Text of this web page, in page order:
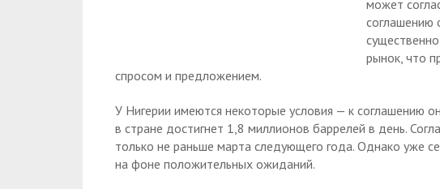
может
соглашению
рынок, что
спросом и предложением.
У Нигерии имеются некоторые условия — к соглашению
в стране достигнет 1,8 миллионов баррелей в день.
только не раньше марта следующего года. Однако уже
на фоне положительных ожиданий.